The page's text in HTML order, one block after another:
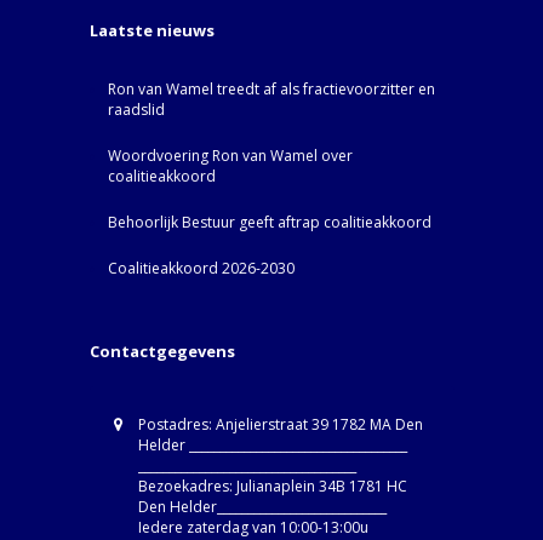
Laatste nieuws
Ron van Wamel treedt af als fractievoorzitter en
raadslid
Woordvoering Ron van Wamel over
coalitieakkoord
Behoorlijk Bestuur geeft aftrap coalitieakkoord
Coalitieakkoord 2026-2030
Contactgegevens
Postadres: Anjelierstraat 39 1782 MA Den
Helder ____________________________________
Bezoekadres: Julianaplein 34B 1781 HC
Den Helder____________________________
Iedere zaterdag van 10:00-13:00u